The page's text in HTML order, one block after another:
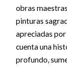
obras
pinturas
apreciadas
cuenta una
profundo,